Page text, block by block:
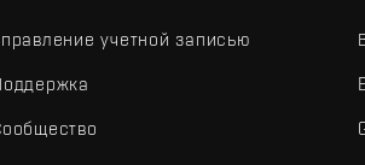
учетной записью